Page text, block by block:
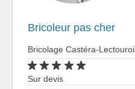
Bricoleur pas cher
Bricolage Castéra-
Sur devis